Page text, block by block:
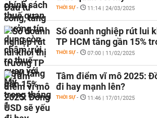
THỜI SỰ - 11:14 | 24/03/2025
Số doanh nghiệp rút lui
TP HCM tăng gần 15%
THỜI SỰ - 07:00 | 11/02/2025
Tâm điểm vĩ mô 2025:
đi hay mạnh lên?
THỜI SỰ - 11:46 | 17/01/2025